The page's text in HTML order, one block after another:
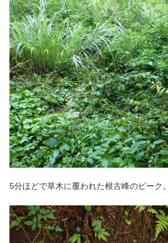
5分ほどで草木に覆われた根古峰のピーク。